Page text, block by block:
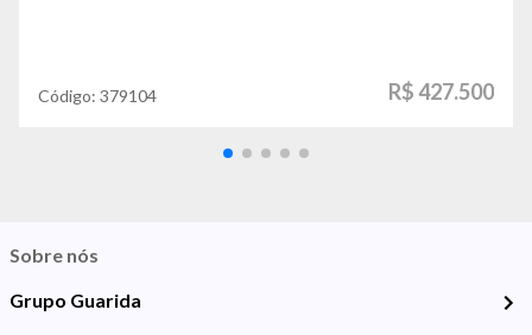
Código: 379104 R$ 427.500
Sobre nós
Grupo Guarida